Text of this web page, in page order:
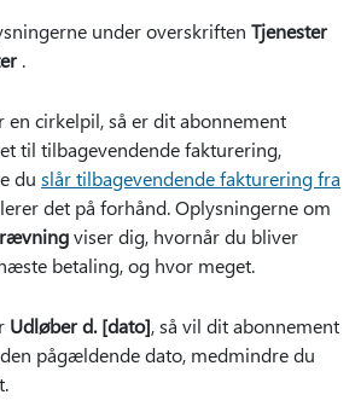
under overskriften Tjenester
.
en cirkelpil, så er dit abonnement
til tilbagevendende fakturering,
du slår tilbagevendende fakturering fra
det på forhånd. Oplysningerne om
viser dig, hvornår du bliver
betaling, og hvor meget.
Udløber d. [dato], så vil dit abonnement
pågældende dato, medmindre du